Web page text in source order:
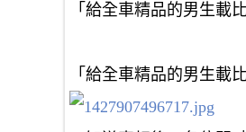
「給全車精品的男生載
「給全車精品的男生載